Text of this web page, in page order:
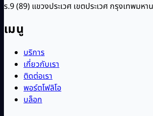
ร.9 (89) แขวงประเวศ เขตประเวศ กรุงเทพมห
เมนู
บริการ
เกี่ยวกับเรา
ติดต่อเรา
พอร์ตโฟลิโอ
บล็อก